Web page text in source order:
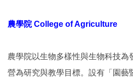
農學院 College of Agriculture
農學院以生物多樣性與生物科技為
營為研究與教學目標。設有「園藝